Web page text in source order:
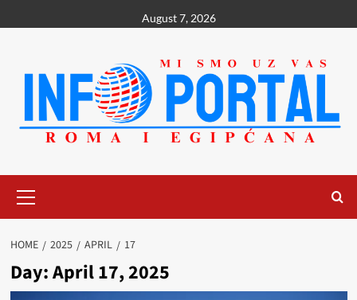
to
August 7, 2026
Menu
HOME 2025 APRIL 17
Day:April 17, 2025